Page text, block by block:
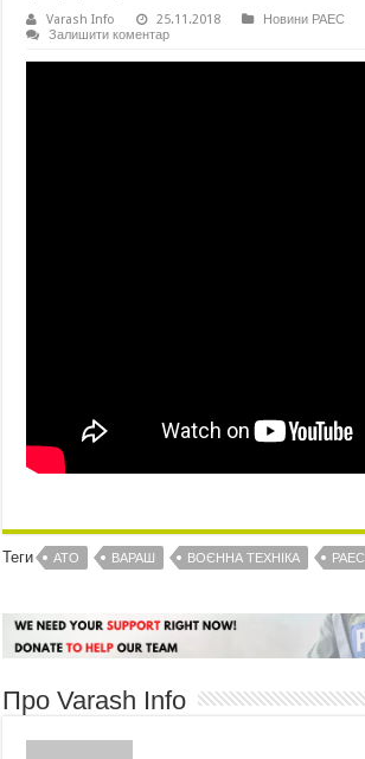
Varash Info 25.11.2018
Новини РАЕС
Залишити коментар
Теги АТО ВАРАШ ВОЄННА ТЕХНІКА РАЕС
Про Varash Info